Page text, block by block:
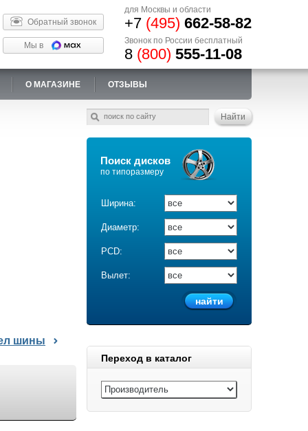
Обратный звонок
Мы в
для Москвы и области
+7 (495) 662-58-82
Звонок по России бесплатный
8 (800) 555-11-08
О МАГАЗИНЕ ОТЗЫВЫ
Поиск дисков
по типоразмеру
Ширина:
Диаметр:
PCD:
Вылет:
Переход в каталог
шины